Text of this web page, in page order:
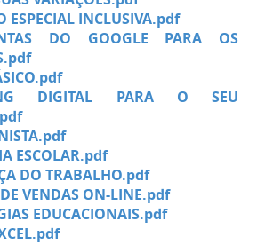
ESPECIAL INCLUSIVA.pdf
DO GOOGLE PARA OS
DIGITAL PARA O SEU
ESCOLAR.pdf
DO TRABALHO.pdf
VENDAS ON-LINE.pdf
EDUCACIONAIS.pdf